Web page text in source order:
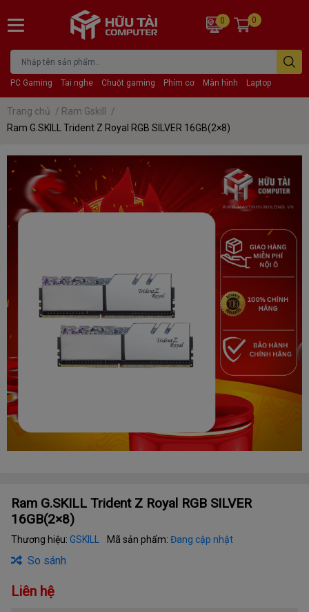
PC Gaming Tai nghe Chuột gaming Phím cơ Màn hình Laptop
0 0
Trang chủ / Ram Gskill
/
Ram G.SKILL Trident Z Royal RGB SILVER 16GB(2×8)
Ram G.SKILL Trident Z Royal RGB SILVER
16GB(2×8)
Thương hiệu: GSKILL Mã sản phẩm: Đang cập nhật
So sánh
Liên hệ